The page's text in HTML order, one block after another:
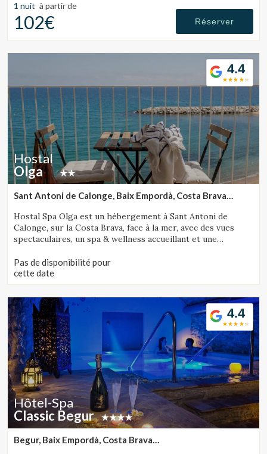
1 nuit à partir de
102€ Réserver
4.4
Hostal
Olga
Sant Antoni de Calonge, Baix Empordà, Costa Brava
Hostal Spa Olga est un hébergement à Sant Antoni de
Calonge, sur la Costa Brava, face à la mer, avec des vues
spectaculaires, un spa & wellness accueillant et une
Pas de disponibilité pour
cette date
4.4
Hôtel-Spa
Classic Begur
Begur, Baix Empordà, Costa Brava